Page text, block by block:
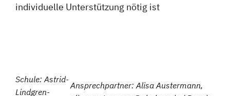
individuelle Unterstützung nötig ist
Schule: Astrid-
Lindgren-
Ansprechpartner: Alisa Austermann,